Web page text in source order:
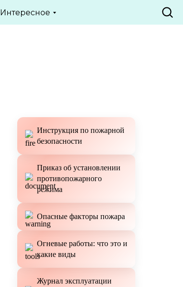
Интересное
Инструкция по пожарной
безопасности
Приказ об установлении
противопожарного
режима
Опасные факторы пожара
Огневые работы: что это и
какие виды
Журнал эксплуатации